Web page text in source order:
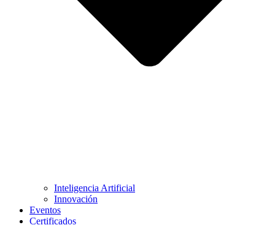
Inteligencia Artificial
Innovación
Eventos
Certificados